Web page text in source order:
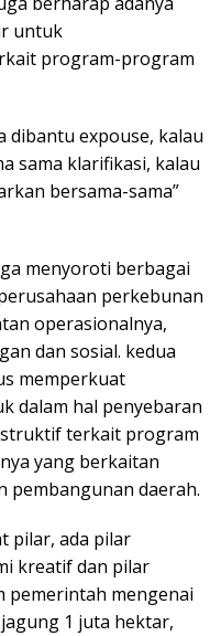
untuk
program-program
dibantu expouse, kalau
sama klarifikasi, kalau
bersama-sama”
menyoroti berbagai
perkebunan
operasionalnya,
dan sosial. kedua
memperkuat
dalam hal penyebaran
terkait program
yang berkaitan
pembangunan daerah.
pilar, ada pilar
kreatif dan pilar
pemerintah mengenai
1 juta hektar,